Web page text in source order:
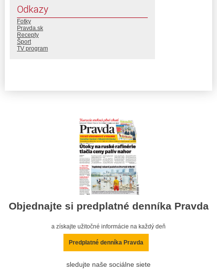
Odkazy
Fotky
Pravda.sk
Recepty
Šport
TV program
Objednajte si predplatné denníka Pravda
a získajte užitočné informácie na každý deň
Predplatné denníka Pravda
sledujte naše sociálne siete